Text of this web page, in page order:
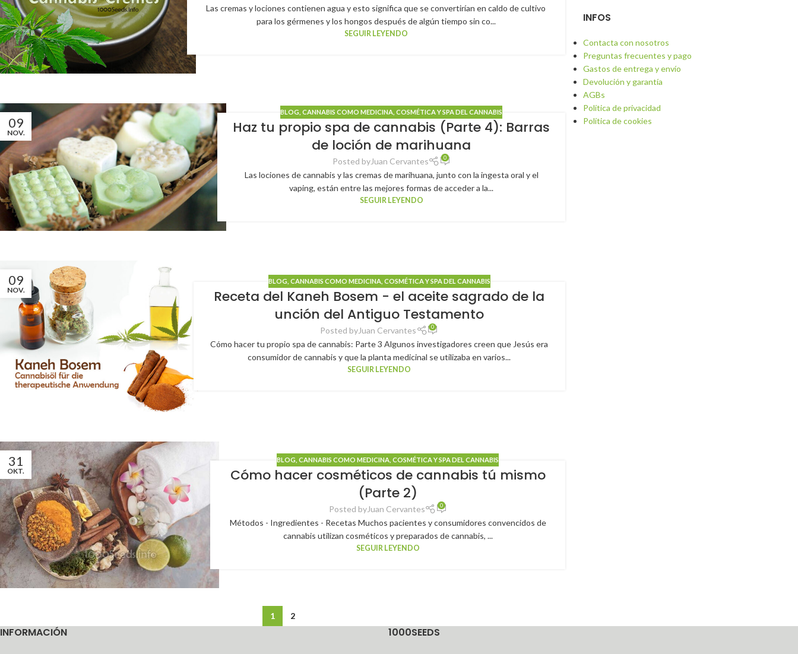
Las cremas y lociones contienen agua y esto significa que se convertirían en caldo de cultivo
para los gérmenes y los hongos después de algún tiempo sin co...
SEGUIR LEYENDO
09
NOV.
BLOG ,CANNABIS COMO MEDICINA ,COSMÉTICA Y SPA DEL CANNABIS
Haz tu propio spa de cannabis (Parte 4): Barras
de loción de marihuana
Posted byJuan Cervantes 0
Las lociones de cannabis y las cremas de marihuana, junto con la ingesta oral y el
vaping, están entre las mejores formas de acceder a la...
SEGUIR LEYENDO
09
NOV.
BLOG CANNABIS COMO MEDICINA, COSMÉTICA Y SPA DEL CANNABIS
Receta del Kaneh Bosem - el aceite sagrado de la
unción del Antiguo Testamento
Posted byJuan Cervantes 0
Cómo hacer tu propio spa de cannabis: Parte 3 Algunos investigadores creen que Jesús era
consumidor de cannabis y que la planta medicinal se utilizaba en varios...
SEGUIR LEYENDO
31
OKT.
BLOG ,CANNABIS COMO MEDICINA ,COSMÉTICA Y SPA DEL CANNABIS
Cómo hacer cosméticos de cannabis tú mismo
(Parte 2)
Posted byJuan Cervantes 0
Métodos - Ingredientes - Recetas Muchos pacientes y consumidores convencidos de
cannabis utilizan cosméticos y preparados de cannabis, ...
SEGUIR LEYENDO
1 2
INFOS
Contacta con nosotros
Preguntas frecuentes y pago
Gastos de entrega y envío
Devolución y garantía
AGBs
Política de privacidad
Política de cookies
INFORMACIÓN 1000SEEDS